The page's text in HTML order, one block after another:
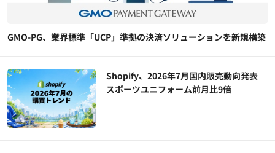
GMO-PG、業界標準「UCP」準拠の決済ソリューションを新規構築
Shopify、2026年7月国内販売動向発表
スポーツユニフォーム前月比9倍